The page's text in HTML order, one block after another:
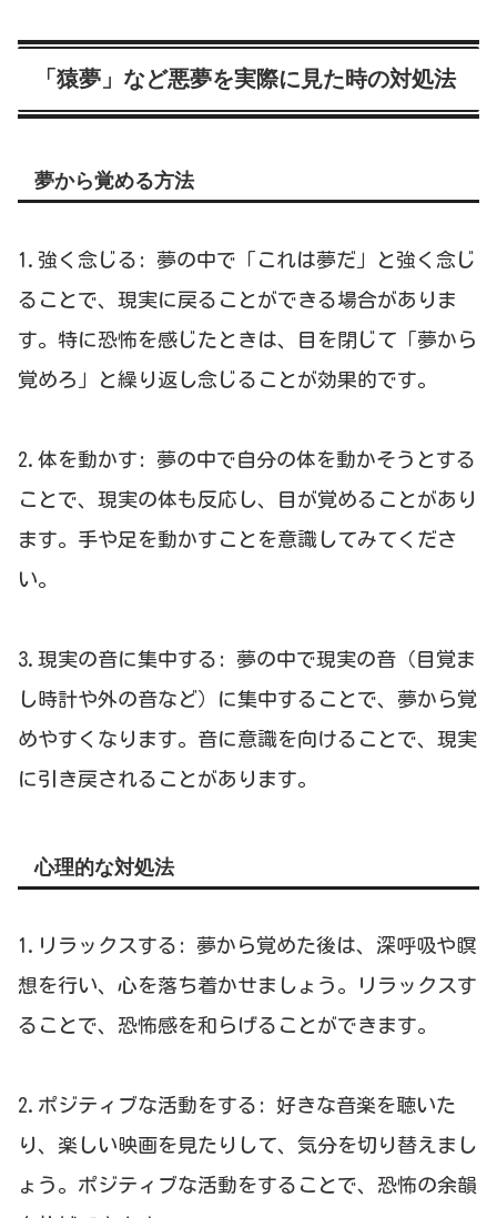
「猿夢」など悪夢を実際に見た時の対処法
夢から覚める方法
1.強く念じる: 夢の中で「これは夢だ」と強く念じ
ることで、現実に戻ることができる場合がありま
す。特に恐怖を感じたときは、目を閉じて「夢から
覚めろ」と繰り返し念じることが効果的です。
2.体を動かす: 夢の中で自分の体を動かそうとする
ことで、現実の体も反応し、目が覚めることがあり
ます。手や足を動かすことを意識してみてくださ
い。
3.現実の音に集中する: 夢の中で現実の音（目覚ま
し時計や外の音など）に集中することで、夢から覚
めやすくなります。音に意識を向けることで、現実
に引き戻されることがあります。
心理的な対処法
1.リラックスする: 夢から覚めた後は、深呼吸や瞑
想を行い、心を落ち着かせましょう。リラックスす
ることで、恐怖感を和らげることができます。
2.ポジティブな活動をする: 好きな音楽を聴いた
り、楽しい映画を見たりして、気分を切り替えまし
ょう。ポジティブな活動をすることで、恐怖の余韻